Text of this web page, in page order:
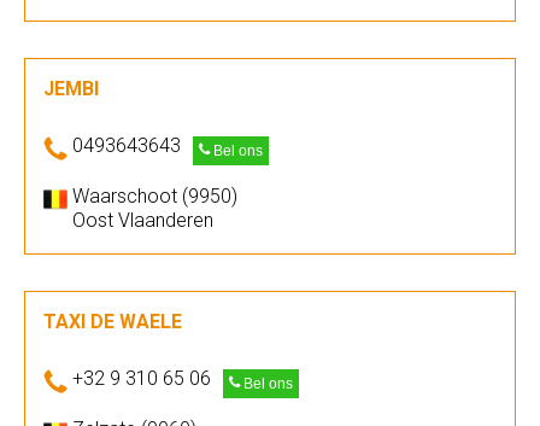
JEMBI
0493643643 Bel ons
Waarschoot (9950)
Oost Vlaanderen
TAXI DE WAELE
+32 9 310 65 06 Bel ons